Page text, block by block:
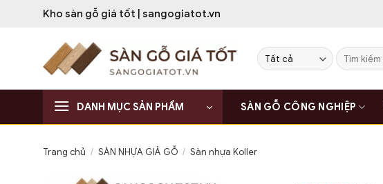
Kho sàn gỗ giá tốt | sangogiatot.vn
Tìm
kiếm:
DANH MỤC SẢN PHẨM SÀN GỖ CÔNG NGHIỆP
Trang chủ / SÀN NHỰA GIẢ GỖ / Sàn nhựa Koller